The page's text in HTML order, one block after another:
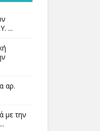
...
αρ.
με την